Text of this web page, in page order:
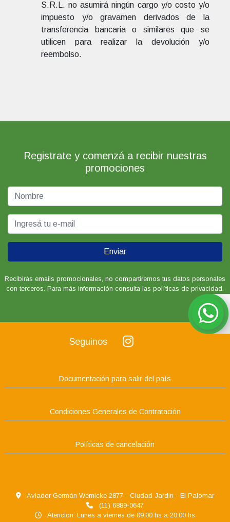
S.R.L. no asumirá ningún cargo y/o costo y/o
impuesto y/o gravamen derivados de la
transferencia bancaria o similares que se
utilicen para realizar la devolución y/o
reembolso.
Registrate y comenzá a recibir nuestras
promociones
Enviar
Recibirás emails promocionales, no compartiremos tus datos personales
con terceros. Para más información consulta las políticas de privacidad.
Seguinos
Documentación para salir del país
Condiciones Generales de Contratación
Políticas de cancelación
Aviador Germán Wernicke 2877 - Ciudad Jardin - El Palomar
(11) 6889-0647
Atencion: Lunes a viernes de 09:00 hs a 20:00 hs